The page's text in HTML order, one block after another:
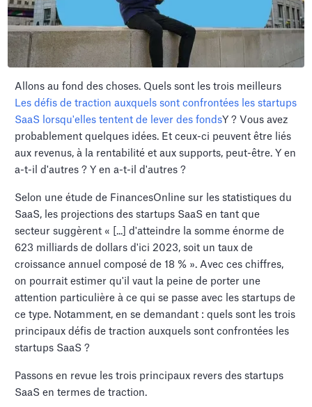
Allons au fond des choses. Quels sont les trois meilleurs
Les défis de traction auxquels sont confrontées les startups
SaaS lorsqu'elles tentent de lever des fondsY ? Vous avez
probablement quelques idées. Et ceux-ci peuvent être liés
aux revenus, à la rentabilité et aux supports, peut-être. Y en
a-t-il d'autres ? Y en a-t-il d'autres ?
Selon une étude de FinancesOnline sur les statistiques du
SaaS, les projections des startups SaaS en tant que
secteur suggèrent « [...] d'atteindre la somme énorme de
623 milliards de dollars d'ici 2023, soit un taux de
croissance annuel composé de 18 % ». Avec ces chiffres,
on pourrait estimer qu'il vaut la peine de porter une
attention particulière à ce qui se passe avec les startups de
ce type. Notamment, en se demandant : quels sont les trois
principaux défis de traction auxquels sont confrontées les
startups SaaS ?
Passons en revue les trois principaux revers des startups
SaaS en termes de traction.